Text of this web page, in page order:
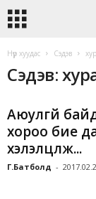
Нүүр хуудас Сэдэв
Сэдэв:
Аюулгүй
хороо бие
хэлэлцүүлж...
Г.Батболд -